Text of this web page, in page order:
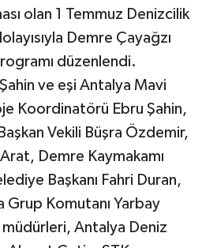
olan 1 Temmuz Denizcilik
Demre Çayağzı
düzenlendi.
ve eşi Antalya Mavi
Koordinatörü Ebru Şahin,
Vekili Büşra Özdemir,
Arat, Demre Kaymakamı
Başkanı Fahri Duran,
Grup Komutanı Yarbay
Antalya Deniz